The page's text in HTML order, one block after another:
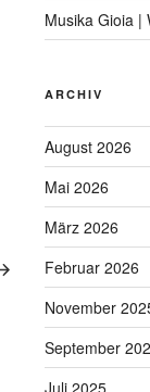
Musika Gioia |
ARCHIV
August 2026
Mai 2026
März 2026
Februar 2026
November
September
Juli 2025